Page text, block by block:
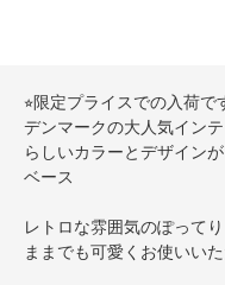
⭐︎限定プライスでの入荷で
デンマークの大人気イン
らしいカラーとデザイン
ベース
レトロな雰囲気のぽって
ままでも可愛くお使いいた